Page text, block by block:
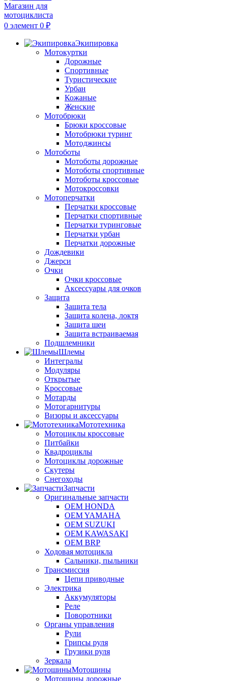
0 элемент 0 ₽
Экипировка
Мотокуртки
Дорожные
Спортивные
Туристические
Урбан
Кожаные
Женские
Мотобрюки
Брюки кроссовые
Мотобрюки туринг
Мотоджинсы
Мотоботы
Мотоботы дорожные
Мотоботы спортивные
Мотоботы кроссовые
Мотокроссовки
Мотоперчатки
Перчатки кроссовые
Перчатки спортивные
Перчатки туринговые
Перчатки урбан
Перчатки дорожные
Дождевики
Джерси
Очки
Очки кроссовые
Аксессуары для очков
Защита
Защита тела
Защита колена, локтя
Защита шеи
Защита встраиваемая
Подшлемники
Шлемы
Интегралы
Модуляры
Открытые
Кроссовые
Мотарды
Мотогарнитуры
Визоры и аксессуары
Мототехника
Мотоциклы кроссовые
Питбайки
Квадроциклы
Мотоциклы дорожные
Скутеры
Снегоходы
Запчасти
Оригинальные запчасти
OEM HONDA
OEM YAMAHA
OEM SUZUKI
OEM KAWASAKI
OEM BRP
Ходовая мотоцикла
Сальники, пыльники
Трансмиссия
Цепи приводные
Электрика
Аккумуляторы
Реле
Поворотники
Органы управления
Рули
Грипсы руля
Грузики руля
Зеркала
Мотошины
Мотошины дорожные